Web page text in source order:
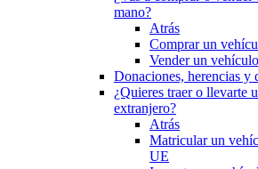
mano?
Atrás
Comprar un
Vender un
Donaciones, herencias y
¿Quieres traer o llevarte
extranjero?
Atrás
Matricular un
UE